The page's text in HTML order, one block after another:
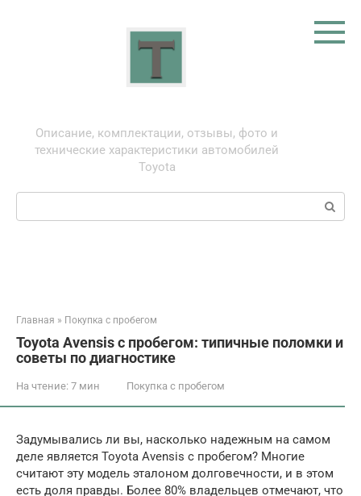
Описание, комплектации, отзывы, фото и
технические характеристики автомобилей
Toyota
Поиск:
Главная » Покупка с пробегом
Toyota Avensis с пробегом: типичные поломки и
советы по диагностике
На чтение: 7 мин Покупка с пробегом
Задумывались ли вы, насколько надежным на самом
деле является Toyota Avensis с пробегом? Многие
считают эту модель эталоном долговечности, и в этом
есть доля правды. Более 80% владельцев отмечают, что